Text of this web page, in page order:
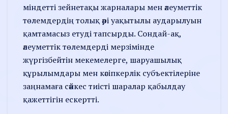
міндетті зейнетақы жарналары мен әлеуметтік
төлемдердің толық әрі уақытылы аударылуын
қамтамасыз етуді тапсырды. Сондай-ақ,
әлеуметтік төлемдерді мерзімінде
жүргізбейтін мекемелерге, шаруашылық
құрылымдары мен кәсіпкерлік субъектілеріне
заңнамаға сәйкес тиісті шаралар қабылдау
қажеттігін ескертті.